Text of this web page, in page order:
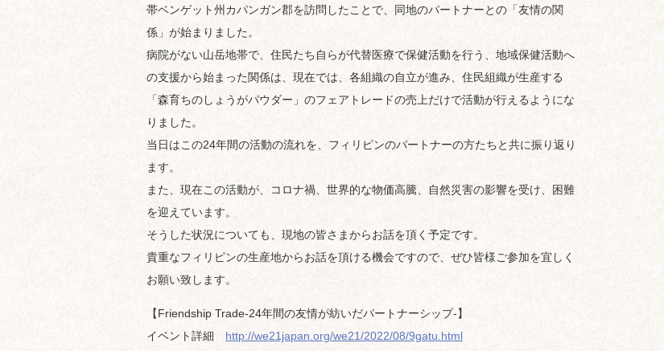
帯ベンゲット州カパンガン郡を訪問したことで、同地のパートナーとの「友情の関
係」が始まりました。
病院がない山岳地帯で、住民たち自らが代替医療で保健活動を行う、地域保健活動へ
の支援から始まった関係は、現在では、各組織の自立が進み、住民組織が生産する
「森育ちのしょうがパウダー」のフェアトレードの売上だけで活動が行えるようにな
りました。
当日はこの24年間の活動の流れを、フィリピンのパートナーの方たちと共に振り返り
ます。
また、現在この活動が、コロナ禍、世界的な物価高騰、自然災害の影響を受け、困難
を迎えています。
そうした状況についても、現地の皆さまからお話を頂く予定です。
貴重なフィリピンの生産地からお話を頂ける機会ですので、ぜひ皆様ご参加を宜しく
お願い致します。
【Friendship Trade-24年間の友情が紡いだパートナーシップ-】
イベント詳細 http://we21japan.org/we21/2022/08/9gatu.html